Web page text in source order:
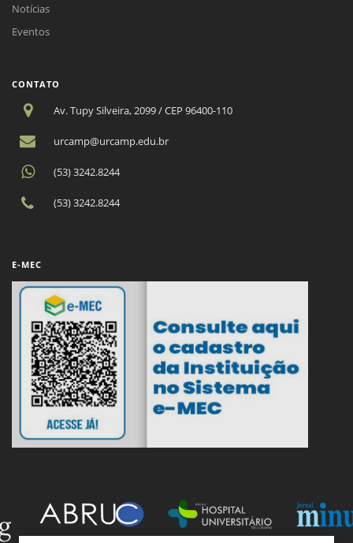
Notícias
Eventos
CONTATO
Av. Tupy Silveira, 2099 / CEP 96400-110
urcamp@urcamp.edu.br
(53) 3242.8244
(53) 3242.8244
E-MEC